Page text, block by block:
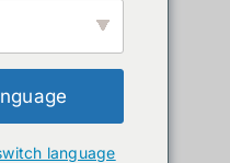
language